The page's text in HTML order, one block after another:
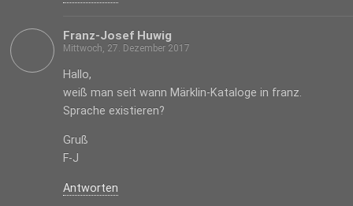
Franz-Josef Huwig
Mittwoch, 27. Dezember 2017
Hallo,
weiß man seit wann Märklin-Kataloge in franz.
Sprache existieren?
Gruß
F-J
Antworten